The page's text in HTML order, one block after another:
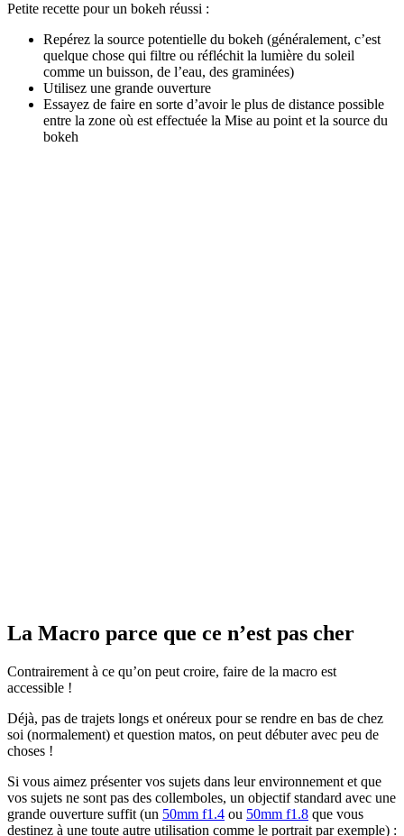
Petite recette pour un bokeh réussi :
Repérez la source potentielle du bokeh (généralement, c’est
quelque chose qui filtre ou réfléchit la lumière du soleil
comme un buisson, de l’eau, des graminées)
Utilisez une grande ouverture
Essayez de faire en sorte d’avoir le plus de distance possible
entre la zone où est effectuée la Mise au point et la source du
bokeh
La Macro parce que ce n’est pas cher
Contrairement à ce qu’on peut croire, faire de la macro est
accessible !
Déjà, pas de trajets longs et onéreux pour se rendre en bas de chez
soi (normalement) et question matos, on peut débuter avec peu de
choses !
Si vous aimez présenter vos sujets dans leur environnement et que
vos sujets ne sont pas des collemboles, un objectif standard avec une
grande ouverture suffit (un 50mm f1.4 ou 50mm f1.8 que vous
destinez à une toute autre utilisation comme le portrait par exemple) :